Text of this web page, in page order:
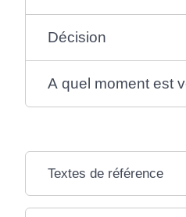
Décision
A quel moment est
Textes de référence